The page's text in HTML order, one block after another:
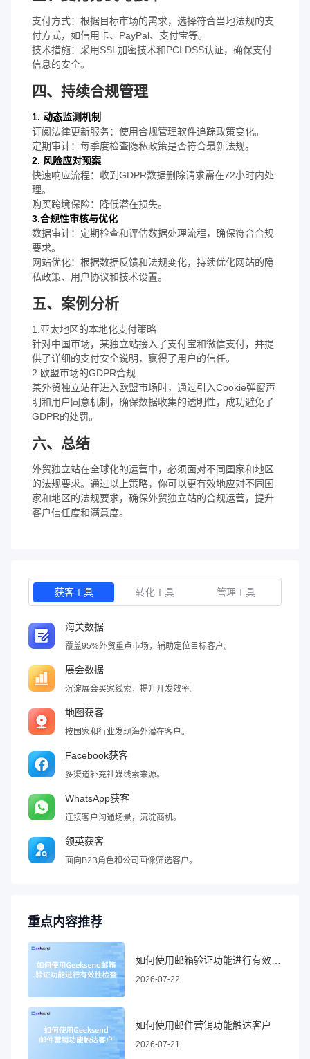
支付方式：根据目标市场的需求，选择符合当地法规的支
付方式，如信用卡、PayPal、支付宝等。
技术措施：采用SSL加密技术和PCI DSS认证，确保支付
信息的安全。
四、持续合规管理
1. 动态监测机制
订阅法律更新服务：使用合规管理软件追踪政策变化。
定期审计：每季度检查隐私政策是否符合最新法规。
2. 风险应对预案
快速响应流程：收到GDPR数据删除请求需在72小时内处
理。
购买跨境保险：降低潜在损失。
3.合规性审核与优化
数据审计：定期检查和评估数据处理流程，确保符合合规
要求。
网站优化：根据数据反馈和法规变化，持续优化网站的隐
私政策、用户协议和技术设置。
五、案例分析
1.亚太地区的本地化支付策略
针对中国市场，某独立站接入了支付宝和微信支付，并提
供了详细的支付安全说明，赢得了用户的信任。
2.欧盟市场的GDPR合规
某外贸独立站在进入欧盟市场时，通过引入Cookie弹窗声
明和用户同意机制，确保数据收集的透明性，成功避免了
GDPR的处罚。
六、总结
外贸独立站在全球化的运营中，必须面对不同国家和地区
的法规要求。通过以上策略，你可以更有效地应对不同国
家和地区的法规要求，确保外贸独立站的合规运营，提升
客户信任度和满意度。
获客工具 转化工具 管理工具
海关数据
覆盖95%外贸重点市场，辅助定位目标客户。
展会数据
沉淀展会买家线索，提升开发效率。
地图获客
按国家和行业发现海外潜在客户。
Facebook获客
多渠道补充社媒线索来源。
WhatsApp获客
连接客户沟通场景，沉淀商机。
领英获客
面向B2B角色和公司画像筛选客户。
重点内容推荐
2026-07-22
如何使用邮件营销功能触达客户
2026-07-21